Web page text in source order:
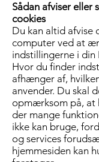
Sådan afviser eller
cookies
Du kan altid afvise
computer ved at
indstillingerne i din
Hvor du finder
afhænger af,
anvender. Du skal
opmærksom på, at
der mange
ikke kan bruge,
og services
hjemmesiden kan